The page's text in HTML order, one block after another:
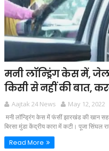
मनी लॉन्ड्रिंग केस में,
किसी से नहीं की बात,
Aajtak 24 News
May 12, 2022
मनी लॉन्ड्रिंग केस में फंसीं झारखंड की खान सह
बिरसा मुंडा केंद्रीय कारा में कटी। पूजा सिंघल
Read More